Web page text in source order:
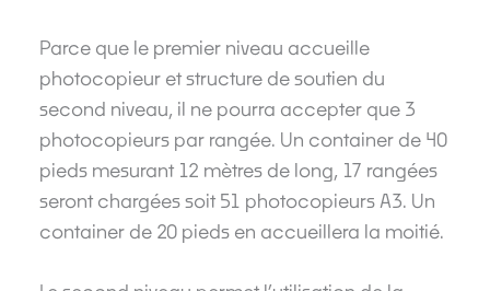
Parce que le premier niveau accueille
photocopieur et structure de soutien du
second niveau, il ne pourra accepter que 3
photocopieurs par rangée. Un container de 40
pieds mesurant 12 mètres de long, 17 rangées
seront chargées soit 51 photocopieurs A3. Un
container de 20 pieds en accueillera la moitié.